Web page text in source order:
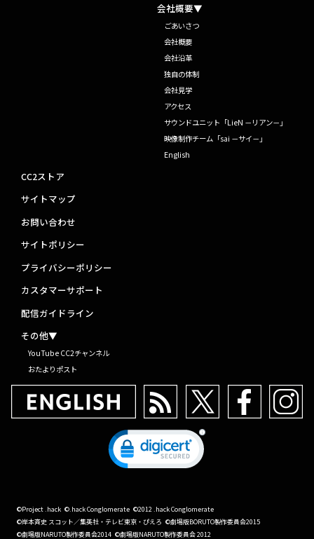
会社概要▼
ごあいさつ
会社概要
会社沿革
独自の体制
会社見学
アクセス
サウンドユニット「LieN －リアン－」
映像制作チーム「sai －サイ－」
English
CC2ストア
サイトマップ
お問い合わせ
サイトポリシー
プライバシーポリシー
カスタマーサポート
配信ガイドライン
その他▼
YouTube CC2チャンネル
おたよりポスト
©Project .hack ©.hack Conglomerate ©2012 .hack Conglomerate
©岸本斉史 スコット／集英社・テレビ東京・ぴえろ ©劇場版BORUTO製作委員会2015
©劇場版NARUTO製作委員会2014 ©劇場版NARUTO製作委員会 2012